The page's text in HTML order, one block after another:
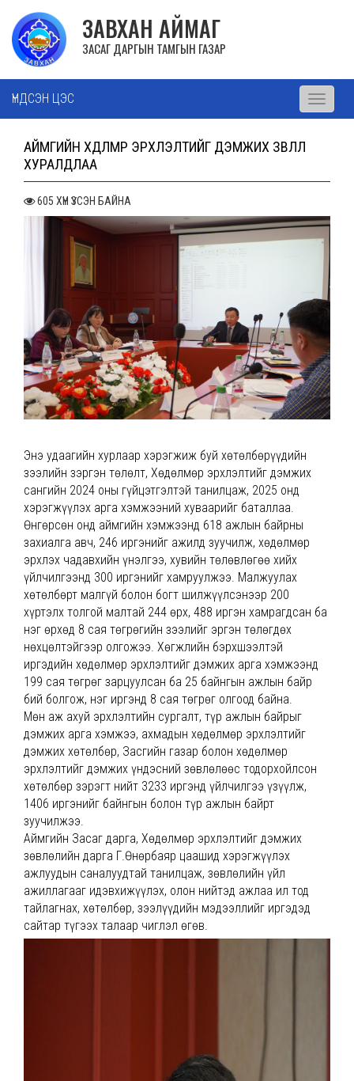
ЗАВХАН АЙМАГ
ЗАСАГ ДАРГЫН ТАМГЫН ГАЗАР
ҮНДСЭН ЦЭС
Toggle
АЙМГИЙН ХӨДӨЛМӨР ЭРХЛЭЛТИЙГ ДЭМЖИХ ЗӨВЛӨЛ
ХУРАЛДЛАА
605 ХҮН ҮЗСЭН БАЙНА
Энэ удаагийн хурлаар хэрэгжиж буй хөтөлбөрүүдийн
зээлийн зэргэн төлөлт, Хөдөлмөр эрхлэлтийг дэмжих
сангийн 2024 оны гүйцэтгэлтэй танилцаж, 2025 онд
хэрэгжүүлэх арга хэмжээний хуваарийг баталлаа.
Өнгөрсөн онд аймгийн хэмжээнд 618 ажлын байрны
захиалга авч, 246 иргэнийг ажилд зуучилж, хөдөлмөр
эрхлэх чадавхийн үнэлгээ, хувийн төлөвлөгөө хийх
үйлчилгээнд 300 иргэнийг хамруулжээ. Малжуулах
хөтөлбөрт малгүй болон богт шилжүүлсэнээр 200
хүртэлх толгой малтай 244 өрх, 488 иргэн хамрагдсан ба
нэг өрхөд 8 сая төгрөгийн зээлийг эргэн төлөгдөх
нөхцөлтэйгээр олгожээ. Хөгжлийн бэрхшээлтэй
иргэдийн хөдөлмөр эрхлэлтийг дэмжих арга хэмжээнд
199 сая төгрөг зарцуулсан ба 25 байнгын ажлын байр
бий болгож, нэг иргэнд 8 сая төгрөг олгоод байна.
Мөн аж ахуй эрхлэлтийн сургалт, түр ажлын байрыг
дэмжих арга хэмжээ, ахмадын хөдөлмөр эрхлэлтийг
дэмжих хөтөлбөр, Засгийн газар болон хөдөлмөр
эрхлэлтийг дэмжих үндэсний зөвлөлөөс тодорхойлсон
хөтөлбөр зэрэгт нийт 3233 иргэнд үйлчилгээ үзүүлж,
1406 иргэнийг байнгын болон түр ажлын байрт
зуучилжээ.
Аймгийн Засаг дарга, Хөдөлмөр эрхлэлтийг дэмжих
зөвлөлийн дарга Г.Өнөрбаяр цаашид хэрэгжүүлэх
ажлуудын саналуудтай танилцаж, зөвлөлийн үйл
ажиллагааг идэвхижүүлэх, олон нийтэд ажлаа ил тод
тайлагнах, хөтөлбөр, зээлүүдийн мэдээллийг иргэдэд
сайтар түгээх талаар чиглэл өгөв.